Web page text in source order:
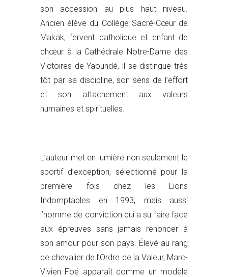
son accession au plus haut niveau.
Ancien élève du Collège Sacré-Cœur de
Makak, fervent catholique et enfant de
chœur à la Cathédrale Notre-Dame des
Victoires de Yaoundé, il se distingue très
tôt par sa discipline, son sens de l’effort
et son attachement aux valeurs
humaines et spirituelles.
L’auteur met en lumière non seulement le
sportif d’exception, sélectionné pour la
première fois chez les Lions
Indomptables en 1993, mais aussi
l’homme de conviction qui a su faire face
aux épreuves sans jamais renoncer à
son amour pour son pays. Élevé au rang
de chevalier de l’Ordre de la Valeur, Marc-
Vivien Foé apparaît comme un modèle